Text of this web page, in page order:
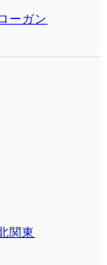
ーガン
関東